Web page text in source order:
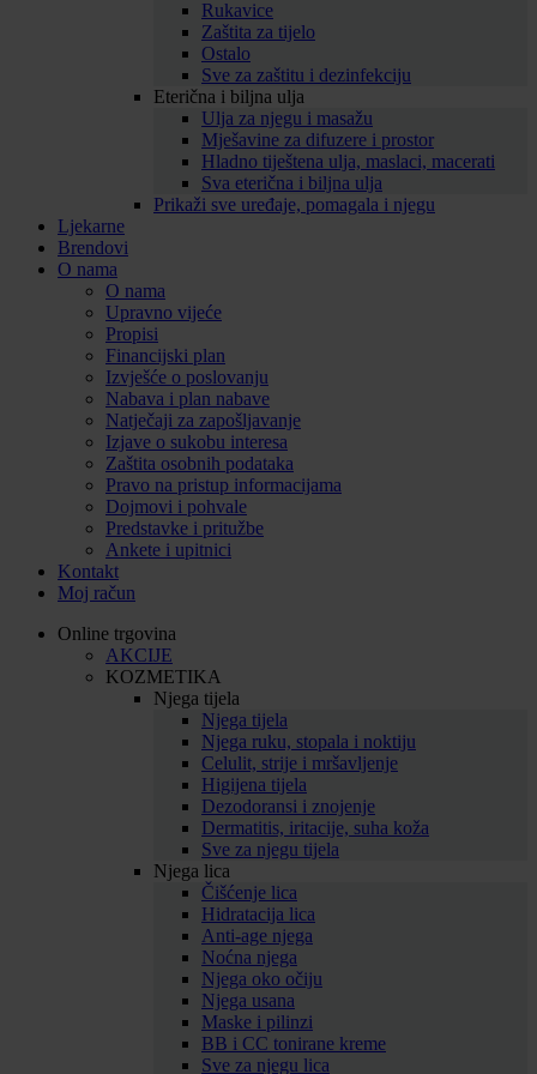
Rukavice
Zaštita za tijelo
Ostalo
Sve za zaštitu i dezinfekciju
Eterična i biljna ulja
Ulja za njegu i masažu
Mješavine za difuzere i prostor
Hladno tiještena ulja, maslaci, macerati
Sva eterična i biljna ulja
Prikaži sve uređaje, pomagala i njegu
Ljekarne
Brendovi
O nama
O nama
Upravno vijeće
Propisi
Financijski plan
Izvješće o poslovanju
Nabava i plan nabave
Natječaji za zapošljavanje
Izjave o sukobu interesa
Zaštita osobnih podataka
Pravo na pristup informacijama
Dojmovi i pohvale
Predstavke i pritužbe
Ankete i upitnici
Kontakt
Moj račun
Online trgovina
AKCIJE
KOZMETIKA
Njega tijela
Njega tijela
Njega ruku, stopala i noktiju
Celulit, strije i mršavljenje
Higijena tijela
Dezodoransi i znojenje
Dermatitis, iritacije, suha koža
Sve za njegu tijela
Njega lica
Čišćenje lica
Hidratacija lica
Anti-age njega
Noćna njega
Njega oko očiju
Njega usana
Maske i pilinzi
BB i CC tonirane kreme
Sve za njegu lica